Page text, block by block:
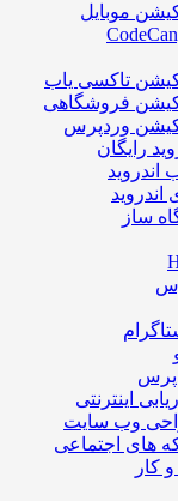
موبایل
تاکسی یاب
فروشگاهی
وردپرس
رایگان
ساز
اینترنتی
وب سایت
های اجتماعی
کار